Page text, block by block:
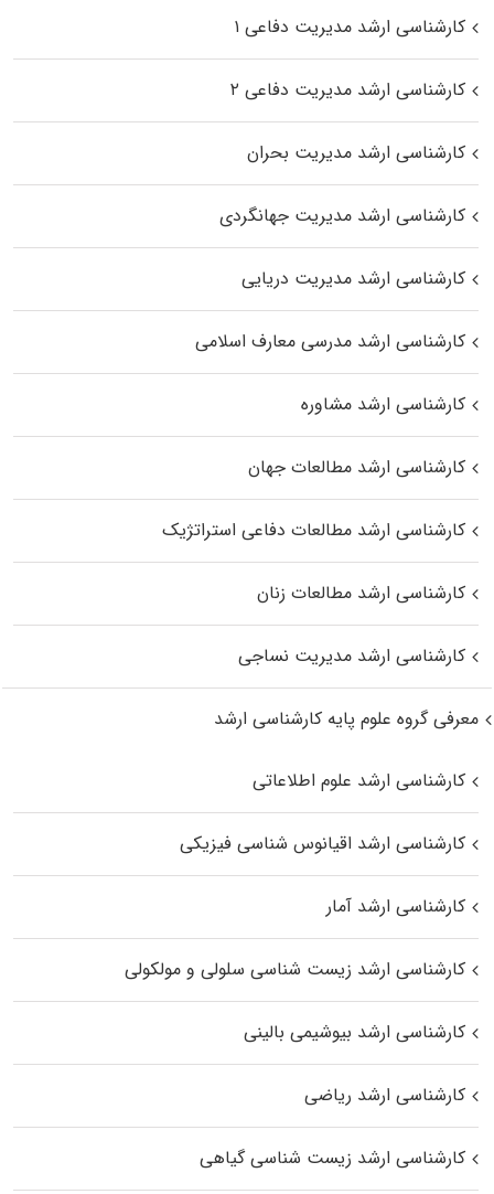
کارشناسی ارشد مدیریت دفاعی ۱
کارشناسی ارشد مدیریت دفاعی ۲
کارشناسی ارشد مدیریت بحران
کارشناسی ارشد مدیریت جهانگردی
کارشناسی ارشد مدیریت دریایی
کارشناسی ارشد مدرسی معارف اسلامی
کارشناسی ارشد مشاوره
کارشناسی ارشد مطالعات جهان
کارشناسی ارشد مطالعات دفاعی استراتژیک
کارشناسی ارشد مطالعات زنان
کارشناسی ارشد مدیریت نساجی
معرفی گروه علوم پایه کارشناسی ارشد
کارشناسی ارشد علوم اطلاعاتی
کارشناسی ارشد اقیانوس‌ شناسی فیزیکی
کارشناسی ارشد آمار
کارشناسی ارشد زیست شناسی سلولی و مولکولی
کارشناسی ارشد بیوشیمی بالینی
کارشناسی ارشد ریاضی
کارشناسی ارشد زیست‌ شناسی گیاهی